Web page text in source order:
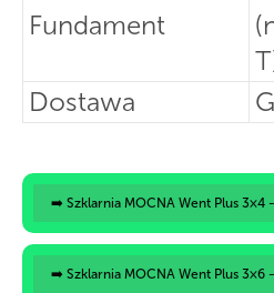
Fundament
Dostawa
➡️ Szklarnia MOCNA Went Plus 3×4
➡️ Szklarnia MOCNA Went Plus 3×6